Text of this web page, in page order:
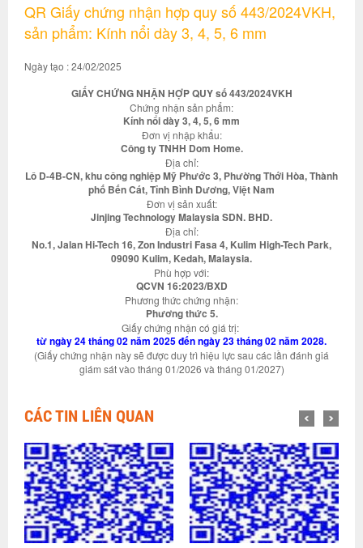
QR Giấy chứng nhận hợp quy số 443/2024VKH,
sản phẩm: Kính nổi dày 3, 4, 5, 6 mm
Ngày tạo : 24/02/2025
GIẤY CHỨNG NHẬN HỢP QUY số 443/2024VKH
Chứng nhận sản phẩm:
Kính nổi dày 3, 4, 5, 6 mm
Đơn vị nhập khẩu:
Công ty TNHH Dom Home.
Địa chỉ:
Lô D-4B-CN, khu công nghiệp Mỹ Phước 3, Phường Thới Hòa, Thành
phố Bến Cát, Tỉnh Bình Dương, Việt Nam
Đơn vị sản xuất:
Jinjing Technology Malaysia SDN. BHD.
Địa chỉ:
No.1, Jalan Hi-Tech 16, Zon Industri Fasa 4, Kulim High-Tech Park,
09090 Kulim, Kedah, Malaysia.
Phù hợp với:
QCVN 16:2023/BXD
Phương thức chứng nhận:
Phương thức 5.
Giấy chứng nhận có giá trị:
từ ngày 24 tháng 02 năm 2025 đến ngày 23 tháng 02 năm 2028.
(Giấy chứng nhận này sẽ được duy trì hiệu lực sau các lần đánh giá
giám sát vào tháng 01/2026 và tháng 01/2027)
CÁC TIN LIÊN QUAN